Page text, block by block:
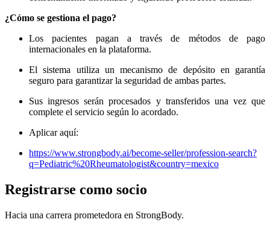
¿Cómo se gestiona el pago?
Los pacientes pagan a través de métodos de pago
internacionales en la plataforma.
El sistema utiliza un mecanismo de depósito en garantía
seguro para garantizar la seguridad de ambas partes.
Sus ingresos serán procesados ​​y transferidos una vez que
complete el servicio según lo acordado.
Aplicar aquí:
https://www.strongbody.ai/become-seller/profession-search?
q=Pediatric%20Rheumatologist&country=mexico
Registrarse como socio
Hacia una carrera prometedora en StrongBody.